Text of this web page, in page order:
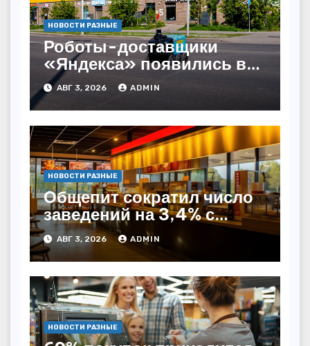
НОВОСТИ РАЗНЫЕ
Роботы-доставщики
«Яндекса» появились в
Казахстане
АВГ 3, 2026 ADMIN
НОВОСТИ РАЗНЫЕ
Общепит сократил число
заведений на 3,4% с
начала года — INFOLine
АВГ 3, 2026 ADMIN
НОВОСТИ РАЗНЫЕ